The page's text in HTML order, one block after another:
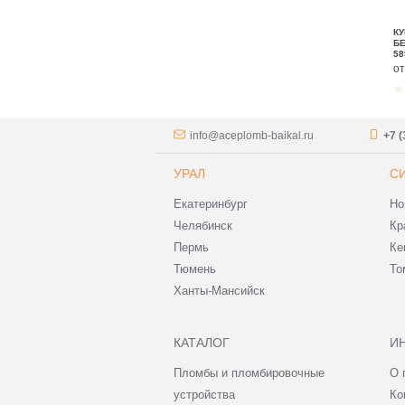
от
info@aceplomb-baikal.ru +7
УРАЛ
Екатеринбург
Челябинск
Пермь
Тюмень
Ханты-Мансийск
КАТАЛОГ
Пломбы и пломбировочные
устройства
О